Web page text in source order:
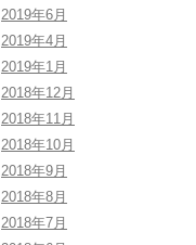
2019年6月
2019年4月
2019年1月
2018年12月
2018年11月
2018年10月
2018年9月
2018年8月
2018年7月